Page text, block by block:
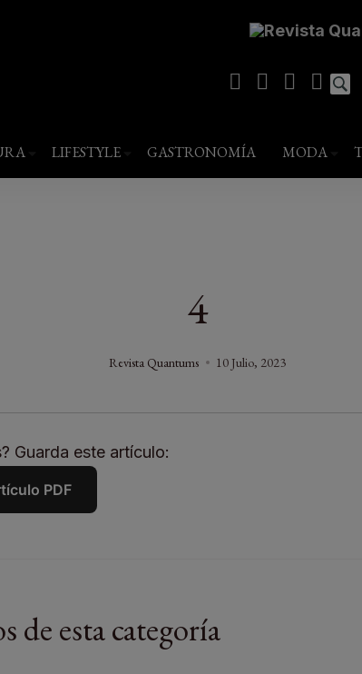
LIFESTYLE GASTRONOMÍA MODA
4
Revista Quantums 10 Julio, 2023
Guarda este artículo:
PDF
de esta categoría